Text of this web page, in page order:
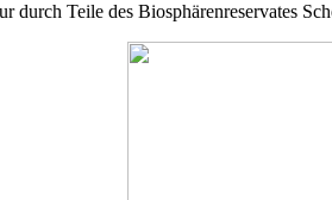
Teile des Biosphärenreservates